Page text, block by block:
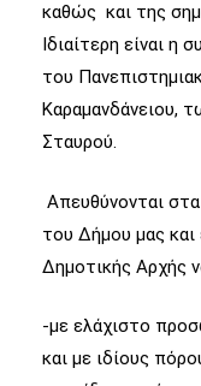
καθώς και της
Ιδιαίτερη είναι
του
Καραμανδάνειου,
Σταυρού.
Απευθύνονται
του Δήμου μας
Δημοτικής Αρχής
-με ελάχιστο
και με ιδίους